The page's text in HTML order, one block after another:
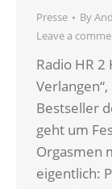
Presse By
Leave a
Radio HR
Bestseller
geht um
Orgasmen
eigentlich: